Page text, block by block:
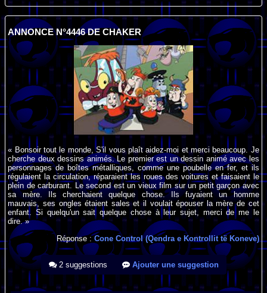
ANNONCE N°4446 DE CHAKER
« Bonsoir tout le monde, S'il vous plaît aidez-moi et merci beaucoup. Je
cherche deux dessins animés. Le premier est un dessin animé avec les
personnages de boîtes métalliques, comme une poubelle en fer, et ils
régulaient la circulation, réparaient les roues des voitures et faisaient le
plein de carburant. Le second est un vieux film sur un petit garçon avec
sa mère. Ils cherchaient quelque chose. Ils fuyaient un homme
mauvais, ses ongles étaient sales et il voulait épouser la mère de cet
enfant. Si quelqu'un sait quelque chose à leur sujet, merci de me le
dire. »
Réponse :Cone Control (Qendra e Kontrollit të Koneve)
2 suggestions Ajouter une suggestion